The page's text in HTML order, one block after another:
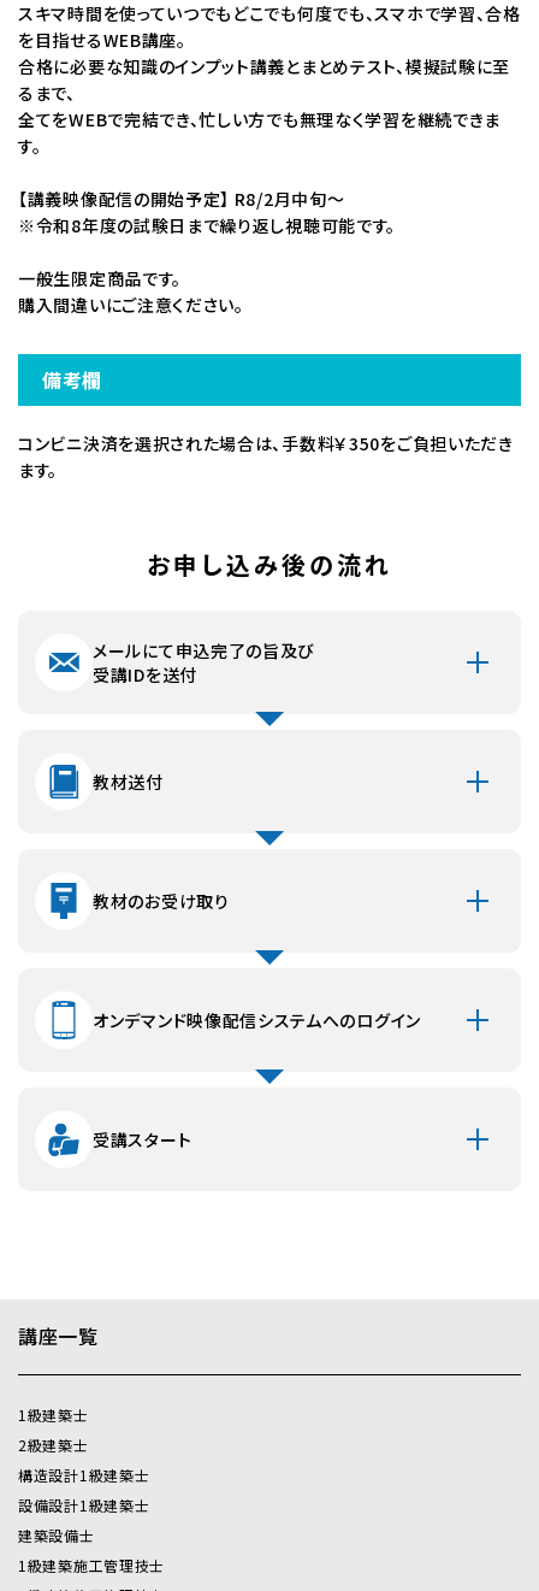
ただし、講座によっては発送・配信時期がずれる場合、また
分納される場合がございます。
教材発送・映像配信については【講座の概要】の備考欄をご
確認ください。
※離島の場合や交通事情により到着が遅れる場合がありま
お支払方法・期限
お申込み確認後に振込口座をご連絡いたします。
1週間以内に指定の口座までお振込みください。
返品について
【返品方法】
問い合わせフォームよりご連絡ください。返品方法をEメール
にてご連絡いたします。
交換返品は以下の場合に限らせていただきます。
送料は当方で負担いたします。
送料は当方で負担いたします。
の違い
映像配信講義の視聴環境について
か、受講前にテスト視聴をおこなってから受講申込をしてい
ただくようお願い致します。
本受講申込契約以降における視聴環境の不具合による解
手数料がかかりますので、予めご注意・ご了承いただきます
ようお願いします。
当サイトが収集したお客様の個人情報は、厳重に管理し、無
断で第三者に提供することはございません。（法令等に基づ
く要請があった場合を除く）
第１条（確認）
情報並びに受講契約の内容を自己の責任において、理解・了承
したことを確認します。
当学院と受講申込者との受講契約に関しては、両者が別途合意
スキマ時間を使っていつでもどこでも何度でも、スマホで学習、合格
を目指せるWEB講座。
合格に必要な知識のインプット講義とまとめテスト、模擬試験に至
るまで、
全てをWEBで完結でき、忙しい方でも無理なく学習を継続できま
す。
【講義映像配信の開始予定】 R8/2月中旬～
※令和8年度の試験日まで繰り返し視聴可能です。
一般生限定商品です。
購入間違いにご注意ください。
備考欄
コンビニ決済を選択された場合は、手数料￥350をご負担いただき
ます。
お申し込み後の流れ
メールにて申込完了の旨及び
受講IDを送付
教材送付
教材のお受け取り
オンデマンド映像配信システムへのログイン
受講スタート
講座一覧
1級建築士
2級建築士
構造設計1級建築士
設備設計1級建築士
建築設備士
1級建築施工管理技士